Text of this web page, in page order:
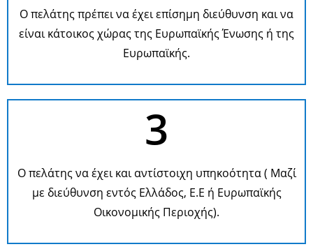
Ο πελάτης πρέπει να έχει επίσημη διεύθυνση και να
είναι κάτοικος χώρας της Ευρωπαϊκής Ένωσης ή της
Ευρωπαϊκής.
3
Ο πελάτης να έχει και αντίστοιχη υπηκοότητα ( Μαζί
με διεύθυνση εντός Ελλάδος, Ε.Ε ή Ευρωπαϊκής
Οικονομικής Περιοχής).